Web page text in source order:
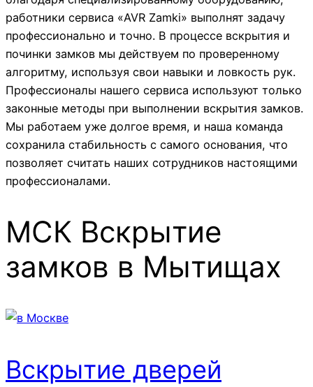
работники сервиса «AVR Zamki» выполнят задачу
профессионально и точно. В процессе вскрытия и
починки замков мы действуем по проверенному
алгоритму, используя свои навыки и ловкость рук.
Профессионалы нашего сервиса используют только
законные методы при выполнении вскрытия замков.
Мы работаем уже долгое время, и наша команда
сохранила стабильность с самого основания, что
позволяет считать наших сотрудников настоящими
профессионалами.
МСК Вскрытие
замков в Мытищах
Вскрытие дверей